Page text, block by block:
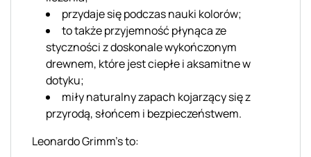
przydaje się podczas nauki kolorów;
to także przyjemność płynąca ze
styczności z doskonale wykończonym
drewnem, które jest ciepłe i aksamitne w
dotyku;
miły naturalny zapach kojarzący się z
przyrodą, słońcem i bezpieczeństwem.
Leonardo Grimm's to: